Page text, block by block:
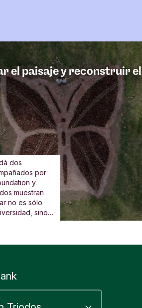
el paisaje y reconstruir el
dos
por
y
muestran
no es sólo
sino